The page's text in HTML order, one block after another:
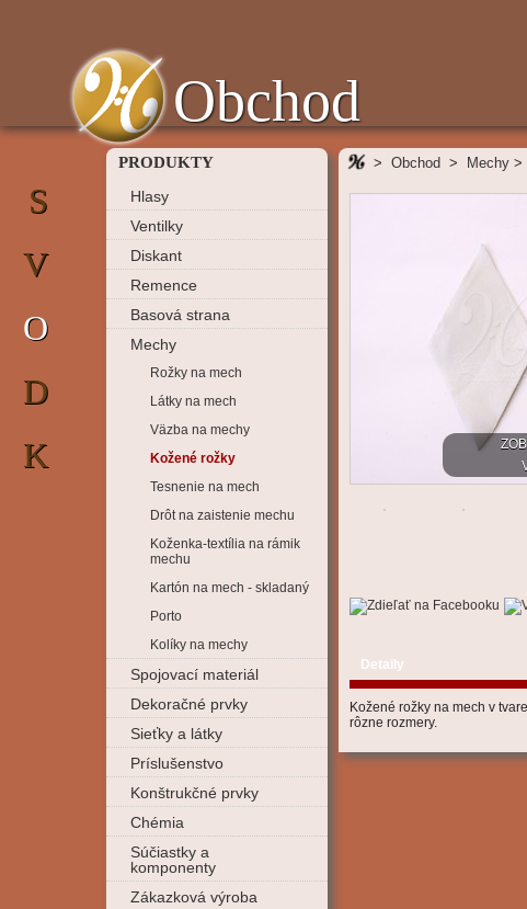
Obchod
PRODUKTY
Hlasy
Ventilky
Diskant
Remence
Basová strana
Mechy
Rožky na mech
Látky na mech
Väzba na mechy
Kožené rožky
Tesnenie na mech
Drôt na zaistenie mechu
Koženka-textília na rámik
mechu
Kartón na mech - skladaný
Porto
Kolíky na mechy
Spojovací materiál
Dekoračné prvky
Sieťky a látky
Príslušenstvo
Konštrukčné prvky
Chémia
Súčiastky a
komponenty
Zákazková výroba
S
V
O
D
K
> Obchod > Mechy >
Detaily
Kožené rožky na mech v
rôzne rozmery.